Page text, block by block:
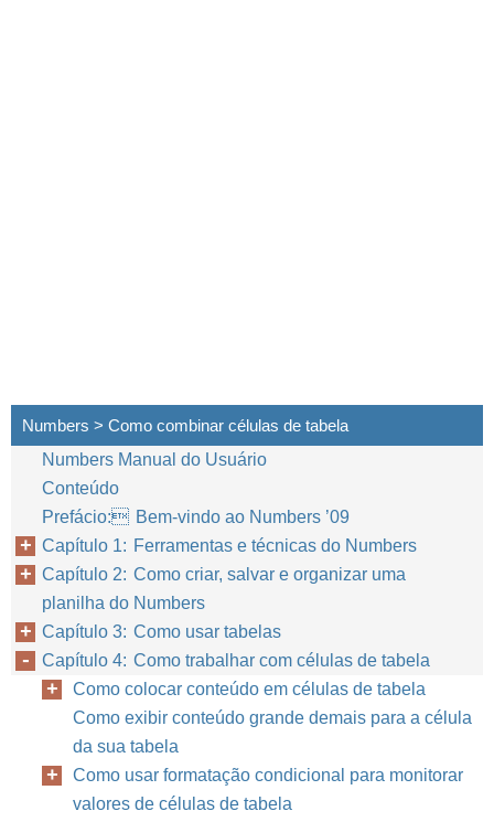
Numbers > Como combinar células de tabela
Numbers Manual do Usuário
Conteúdo
Prefácio: Bem-vindo ao Numbers ’09
Capítulo 1: Ferramentas e técnicas do Numbers
Capítulo 2: Como criar, salvar e organizar uma
planilha do Numbers
Capítulo 3: Como usar tabelas
Capítulo 4: Como trabalhar com células de tabela
Como colocar conteúdo em células de tabela
Como exibir conteúdo grande demais para a célula
da sua tabela
Como usar formatação condicional para monitorar
valores de células de tabela